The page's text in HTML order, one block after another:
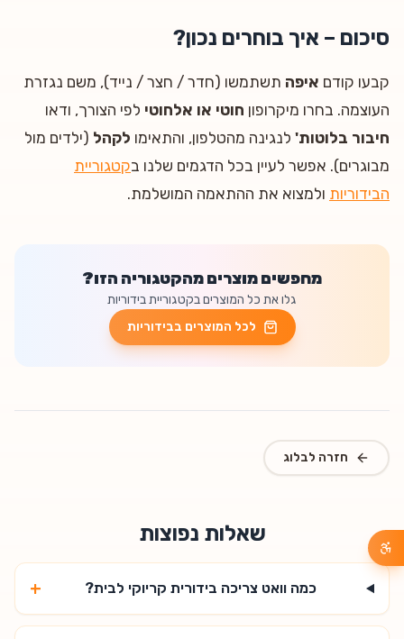
סיכום – איך בוחרים נכון?
קבעו קודם איפה תשתמשו (חדר / חצר / נייד), משם נגזרת
העוצמה. בחרו מיקרופון חוטי או אלחוטי לפי הצורך, ודאו
חיבור בלוטות' לנגינה מהטלפון, והתאימו לקהל (ילדים מול
מבוגרים). אפשר לעיין בכל הדגמים שלנו בקטגוריית
הבידוריות ולמצוא את ההתאמה המושלמת.
מחפשים מוצרים מהקטגוריה הזו?
גלו את כל המוצרים בקטגורייתבידוריות
לכל המוצרים בבידוריות
חזרה לבלוג
שאלות נפוצות
כמה וואט צריכה בידורית קריוקי לבית? +